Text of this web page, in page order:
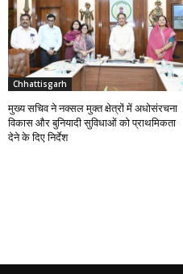
Chhattisgarh
मुख्य सचिव ने नक्सल मुक्त क्षेत्रों में अधोसंरचना
विकास और बुनियादी सुविधाओं को प्राथमिकता
देने के दिए निर्देश